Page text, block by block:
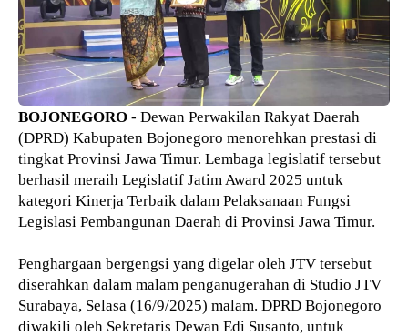
BOJONEGORO - Dewan Perwakilan Rakyat Daerah
(DPRD) Kabupaten Bojonegoro menorehkan prestasi di
tingkat Provinsi Jawa Timur. Lembaga legislatif tersebut
berhasil meraih Legislatif Jatim Award 2025 untuk
kategori Kinerja Terbaik dalam Pelaksanaan Fungsi
Legislasi Pembangunan Daerah di Provinsi Jawa Timur.
Penghargaan bergengsi yang digelar oleh JTV tersebut
diserahkan dalam malam penganugerahan di Studio JTV
Surabaya, Selasa (16/9/2025) malam. DPRD Bojonegoro
diwakili oleh Sekretaris Dewan Edi Susanto, untuk